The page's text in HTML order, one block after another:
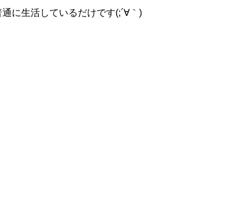
に生活しているだけです(;´∀｀)